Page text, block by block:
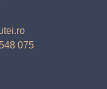
075